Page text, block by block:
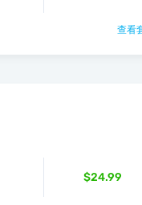
查看
$24.99